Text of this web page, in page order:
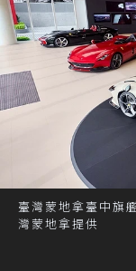
臺灣蒙地拿臺中旗
灣蒙地拿提供